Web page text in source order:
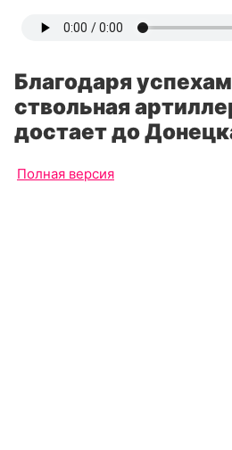
Благодаря
ствольная
достает до
Полная версия